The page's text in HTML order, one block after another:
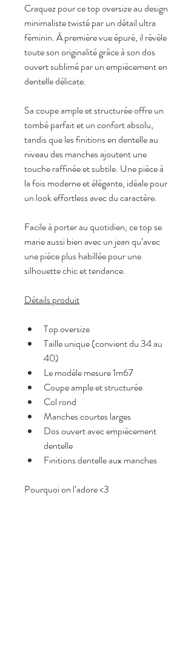
Craquez pour ce top oversize au design
minimaliste twisté par un détail ultra
féminin. À première vue épuré, il révèle
toute son originalité grâce à son dos
ouvert sublimé par un empiècement en
dentelle délicate.
Sa coupe ample et structurée offre un
tombé parfait et un confort absolu,
tandis que les finitions en dentelle au
niveau des manches ajoutent une
touche raffinée et subtile. Une pièce à
la fois moderne et élégante, idéale pour
un look effortless avec du caractère.
Facile à porter au quotidien, ce top se
marie aussi bien avec un jean qu’avec
une pièce plus habillée pour une
silhouette chic et tendance.
Détails produit
Top oversize
Taille unique (convient du 34 au
40)
Le modèle mesure 1m67
Coupe ample et structurée
Col rond
Manches courtes larges
Dos ouvert avec empiècement
dentelle
Finitions dentelle aux manches
Pourquoi on l’adore <3